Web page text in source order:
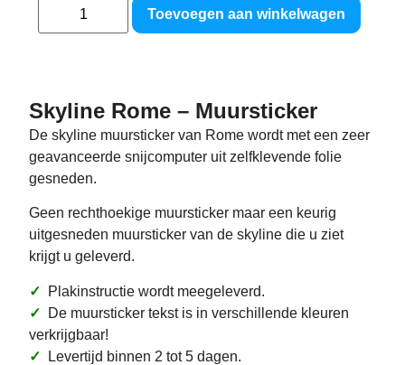
Toevoegen aan winkelwagen
Skyline Rome – Muursticker
De skyline muursticker van Rome wordt met een zeer
geavanceerde snijcomputer uit zelfklevende folie
gesneden.
Geen rechthoekige muursticker maar een keurig
uitgesneden muursticker van de skyline die u ziet
krijgt u geleverd.
✓ Plakinstructie wordt meegeleverd.
✓ De muursticker tekst is in verschillende kleuren
verkrijgbaar!
✓ Levertijd binnen 2 tot 5 dagen.